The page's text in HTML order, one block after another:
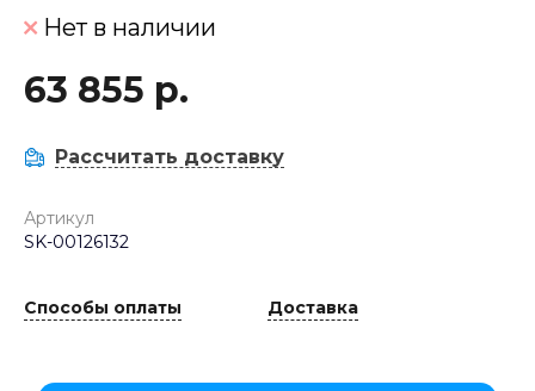
Нет в наличии
63 855 р.
Рассчитать доставку
Артикул
SK-00126132
Способы оплаты Доставка